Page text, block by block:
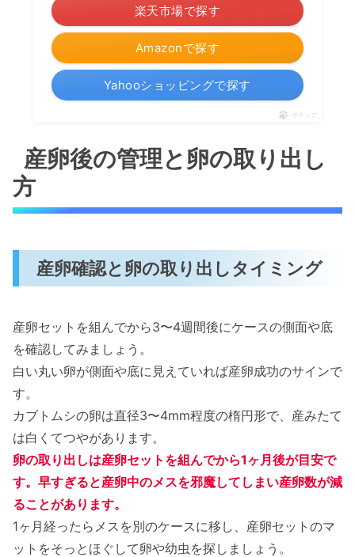
Amazonで探す
楽天市場で探す
Yahooショッピングで探す
ポチップ
産卵後の管理と卵の取り出し
方
産卵確認と卵の取り出しタイミング
産卵セットを組んでから3〜4週間後にケースの側面や底
を確認してみましょう。
白い丸い卵が側面や底に見えていれば産卵成功のサインで
す。
カブトムシの卵は直径3〜4mm程度の楕円形で、産みたて
は白くてつやがあります。
卵の取り出しは産卵セットを組んでから1ヶ月後が目安で
す。早すぎると産卵中のメスを邪魔してしまい産卵数が減
ることがあります。
1ヶ月経ったらメスを別のケースに移し、産卵セットのマ
ットをそっとほぐして卵や幼虫を探しましょう。